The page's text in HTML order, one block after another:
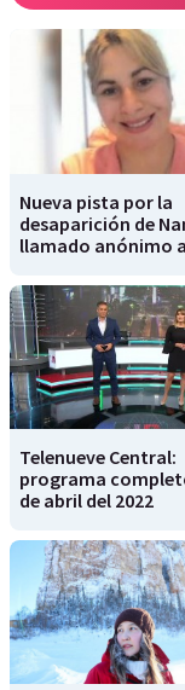
Nueva pista por la
desaparición de
llamado anónimo
Telenueve Central:
programa
de abril del 2022